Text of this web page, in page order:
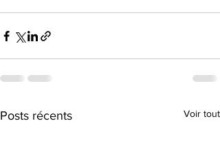
Posts récents Voir tout